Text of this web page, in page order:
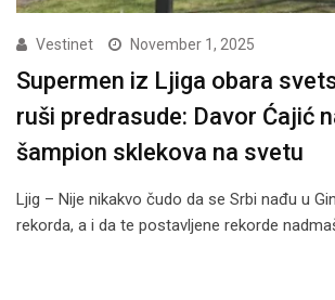
Vestinet November 1, 2025
Supermen iz Ljiga obara
ruši predrasude: Davor Ćajić
šampion sklekova na svetu
Ljig – Nije nikakvo čudo da se Srbi nađu u
rekorda, a i da te postavljene rekorde